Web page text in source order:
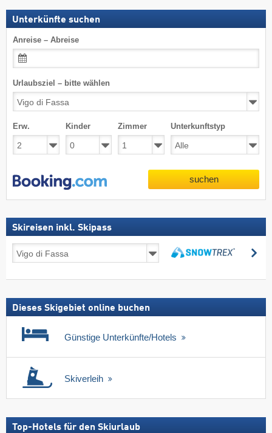
Unterkünfte suchen
Anreise – Abreise
Urlaubsziel – bitte wählen
Erw. Kinder Zimmer Unterkunftstyp
suchen
Skireisen inkl. Skipass
Skireisen
inkl.
Dieses Skigebiet online buchen
Günstige Unterkünfte/Hotels
Skiverleih
Top-Hotels für den Skiurlaub